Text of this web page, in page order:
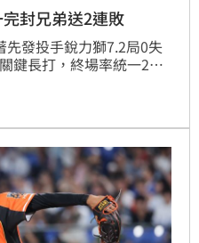
封兄弟送2連敗
發投手銳力獅7.2局0失
鍵長打，終場率統一2：0